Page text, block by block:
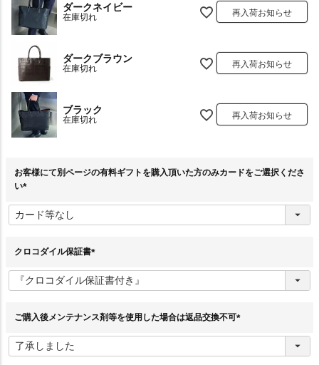
ダークネイビー
在庫切れ 再入荷お知らせ
ダークブラウン
在庫切れ 再入荷お知らせ
ブラック
在庫切れ 再入荷お知らせ
お客様にて別ページの有料ギフトを購入頂いた方のみカードをご選択くださ
い
必
須
クロコダイル保証書
必
須
ご購入後メンテナンス剤等を使用した場合は返品交換不可
須